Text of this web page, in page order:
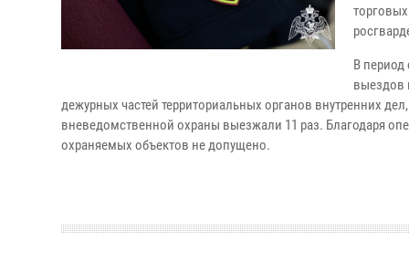
В период
выездов
дежурных частей территориальных органов внутренних
вневедомственной охраны выезжали 11 раз. Благодаря
охраняемых объектов не допущено.